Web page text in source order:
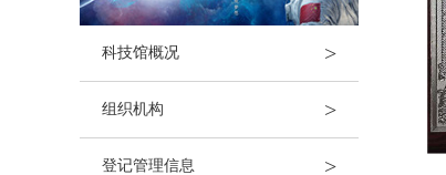
科技馆概况 >
组织机构 >
登记管理信息 >